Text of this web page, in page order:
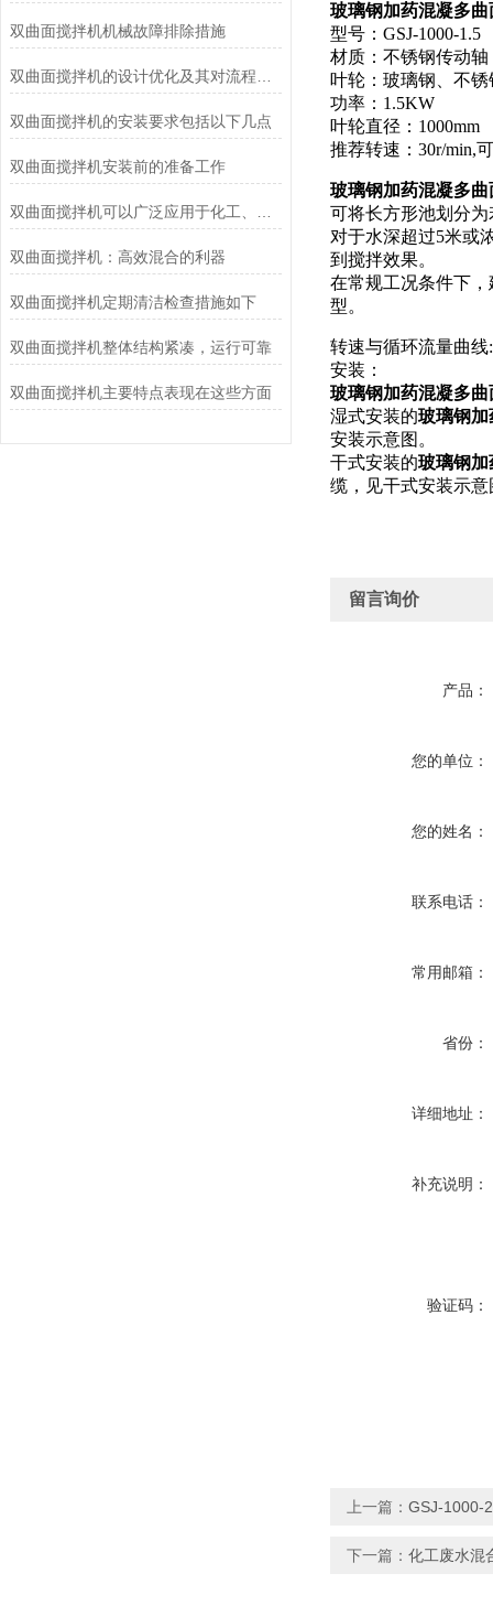
双曲面搅拌机机械故障排除措施
双曲面搅拌机的安装要求包括以下几点
双曲面搅拌机安装前的准备工作
双曲面搅拌机：高效混合的利器
双曲面搅拌机定期清洁检查措施如下
双曲面搅拌机整体结构紧凑，运行可靠
双曲面搅拌机主要特点表现在这些方面
玻璃钢加药混凝多曲
型号：GSJ-1000-1.5
材质：不锈钢传动轴
叶轮：玻璃钢、不锈
功率：1.5KW
叶轮直径：1000mm
推荐转速：30r/min,
玻璃钢加药混凝多曲
可将长方形池划分
对于水深超过5米或
到搅拌效果。
在常规工况条件下
型。
转速与循环流量曲
安装：
玻璃钢加药混凝多曲
湿式安装的玻璃钢加
安装示意图。
干式安装的玻璃钢加
缆，见干式安装示意
留言询价
产品：
您的单位：
您的姓名：
联系电话：
常用邮箱：
省份：
详细地址：
补充说明：
验证码：
上一篇： GSJ-1000-
下一篇： 化工废水混